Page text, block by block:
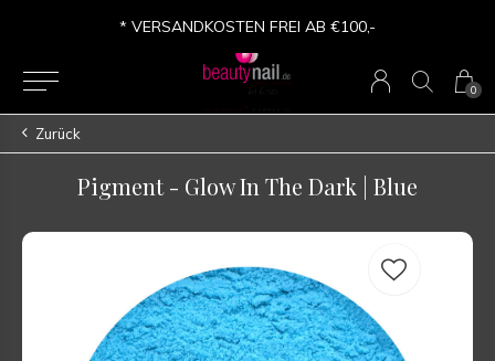
0
* VERSANDKOSTEN FREI AB €100,-
Zurück
Pigment - Glow In The Dark | Blue